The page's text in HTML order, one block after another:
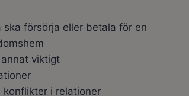
försörja eller betala för en
viktigt
i relationer